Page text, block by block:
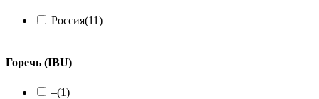
Россия(11)
Горечь (IBU)
–(1)